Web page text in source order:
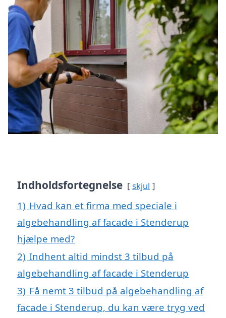
Indholdsfortegnelse skjul
1) Hvad kan et firma med speciale i
algebehandling af facade i Stenderup
hjælpe med?
2) Indhent altid mindst 3 tilbud på
algebehandling af facade i Stenderup
3) Få nemt 3 tilbud på algebehandling af
facade i Stenderup, du kan være tryg ved